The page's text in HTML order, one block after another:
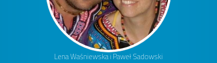
Lena Waśniewska i Paweł Sadowski